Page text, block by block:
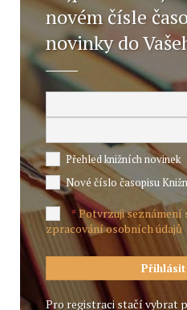
novém čísle
novinky do
Přehled knižních novinek
Nové číslo časopisu
*Potvrzuji seznámení
zpracování osobních údajů
Pro registraci stačí vybrat